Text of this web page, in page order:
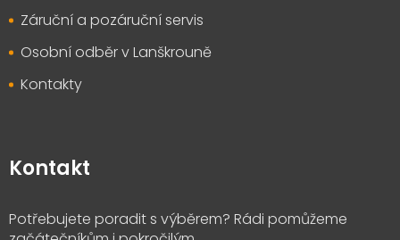
Záruční a pozáruční servis
Osobní odběr v Lanškrouně
Kontakty
Kontakt